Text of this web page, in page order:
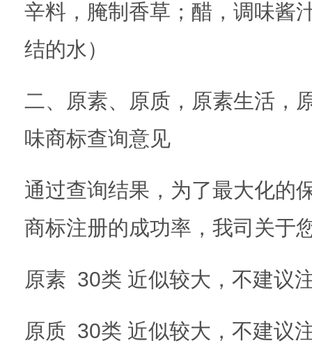
辛料，腌制香草；醋，调味酱
结的水）
二、原素、原质，原素生活，
味商标查询意见
通过查询结果，为了最大化的
商标注册的成功率，我司关于
原素 30类 近似较大，不建议
原质 30类 近似较大，不建议